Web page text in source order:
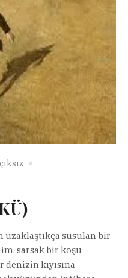
uzaklaştıkça susulan bir
sarsak bir koşu
kıyısına